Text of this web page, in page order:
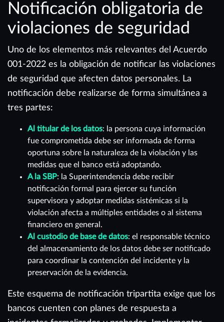
Notificación obligatoria de
violaciones de seguridad
Uno de los elementos más relevantes del Acuerdo
001-2022 es la obligación de notificar las violaciones
de seguridad que afecten datos personales. La
notificación debe realizarse de forma simultánea a
tres partes:
Al titular de los datos: la persona cuya información
fue comprometida debe ser informada de forma
oportuna sobre la naturaleza de la violación y las
medidas que el banco está adoptando.
A la SBP: la Superintendencia debe recibir
notificación formal para ejercer su función
supervisora y adoptar medidas sistémicas si la
violación afecta a múltiples entidades o al sistema
financiero en general.
Al custodio de base de datos: el responsable técnico
del almacenamiento de los datos debe ser notificado
para coordinar la contención del incidente y la
preservación de la evidencia.
Este esquema de notificación tripartita exige que los
bancos cuenten con planes de respuesta a